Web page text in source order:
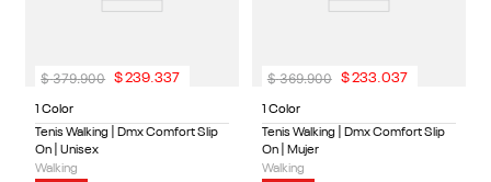
1 Color
Tenis Walking | Dmx Comfort Slip
On | Unisex
Walking
$ 379.900 $239.337
1 Color
Tenis Walking | Dmx Comfort Slip
On | Mujer
Walking
$ 369.900 $233.037